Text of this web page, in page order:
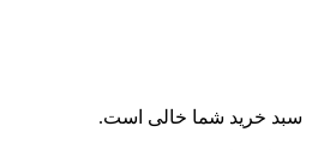
سبد خرید شما خالی است.